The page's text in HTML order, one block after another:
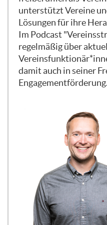
auch immer so ein
haben: Ist meine
auf eine Aufgabe
allen geteilt ist?
Und das ist zum
eigentlich alle vom
klar? Was wollen
Mal im ganz
reden jetzt zum
von einem
könnt ihr euch mal
Neujahrsempfang,
dafür und wie ist
Verein, in der
unterstützt Vereine
Lösungen für ihre
Im Podcast
regelmäßig über
damit auch in seiner
Engagementförderung.